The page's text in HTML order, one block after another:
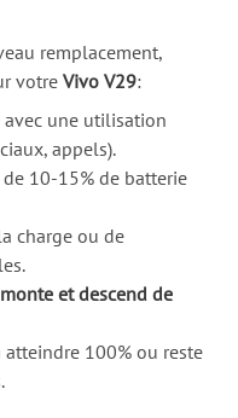
remplacement,
votreVivo V29:
une utilisation
appels).
10-15% de batterie
charge ou de
monte et descend de
100% ou reste